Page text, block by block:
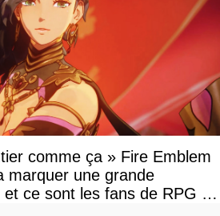
comme ça » Fire Emblem
marquer une grande
ce sont les fans de RPG en